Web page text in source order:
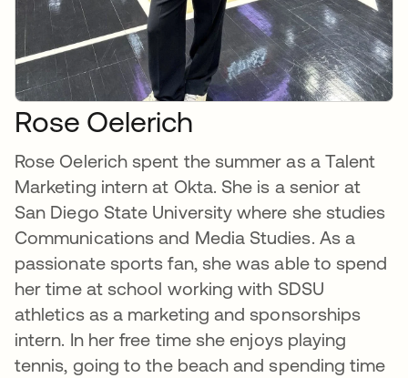
Rose Oelerich
Rose Oelerich spent the summer as a Talent
Marketing intern at Okta. She is a senior at
San Diego State University where she studies
Communications and Media Studies. As a
passionate sports fan, she was able to spend
her time at school working with SDSU
athletics as a marketing and sponsorships
intern. In her free time she enjoys playing
tennis, going to the beach and spending time